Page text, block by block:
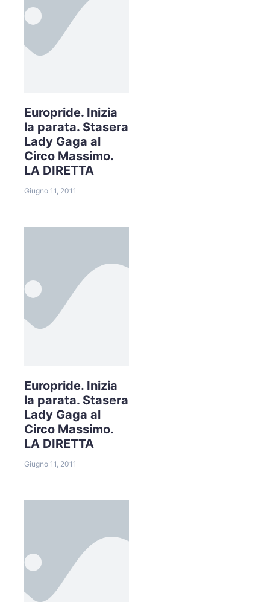
Europride. Inizia
la parata. Stasera
Lady Gaga al
Circo Massimo.
LA DIRETTA
Giugno 11, 2011
Europride. Inizia
la parata. Stasera
Lady Gaga al
Circo Massimo.
LA DIRETTA
Giugno 11, 2011